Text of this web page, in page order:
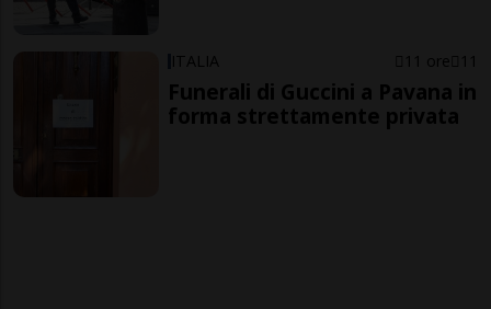
ITALIA 11 ore 11
Funerali di Guccini a Pavana in
forma strettamente privata